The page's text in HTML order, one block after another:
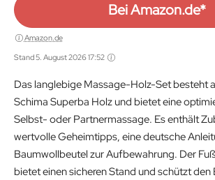
Bei Amazon.de*
Amazon.de
Stand 5. August 2026 17:52
Das langlebige Massage-Holz-Set besteht
Schima Superba Holz und bietet eine
Selbst- oder Partnermassage. Es enthält
wertvolle Geheimtipps, eine deutsche
Baumwollbeutel zur Aufbewahrung. Der
bietet einen sicheren Stand und schützt den